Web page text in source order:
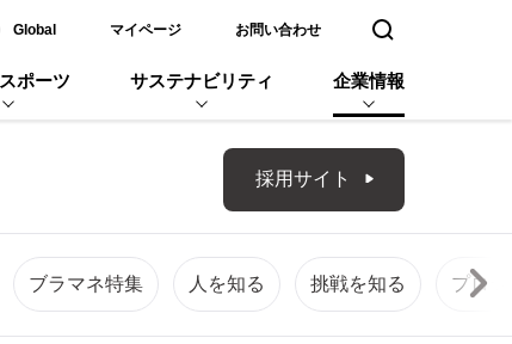
Global新しいウィンドウで開く
マイページ お問い合わせ 検索窓を開く
ポーツ サステナビリティ 企業情報
採用サイト
ブラマネ特集 人を知る 挑戦を知る プロ